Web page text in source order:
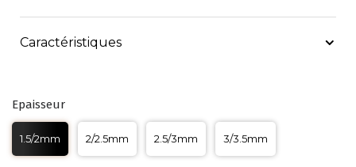
Caractéristiques
Epaisseur
1.5/2mm 2/2.5mm 2.5/3mm 3/3.5mm